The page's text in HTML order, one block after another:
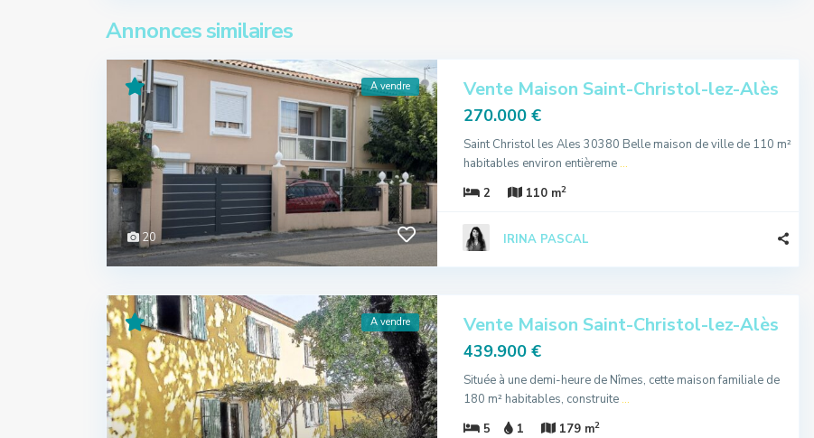
Annonces similaires
20
A vendre Vente Maison Saint-Christol-lez-Alès
270.000 €
Saint Christol les Ales 30380 Belle maison de ville de 110 m²
habitables environ entièreme ...
2
110 m2
IRINA PASCAL
A vendre Vente Maison Saint-Christol-lez-Alès
439.900 €
Située à une demi-heure de Nîmes, cette maison familiale de
180 m² habitables, construite ...
5
1 179 m2